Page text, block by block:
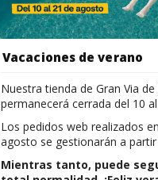
Vacaciones de verano
Nuestra tienda de Gran Via
permanecerá cerrada del 10
Los pedidos web realizados
agosto se gestionarán a
Mientras tanto, puede